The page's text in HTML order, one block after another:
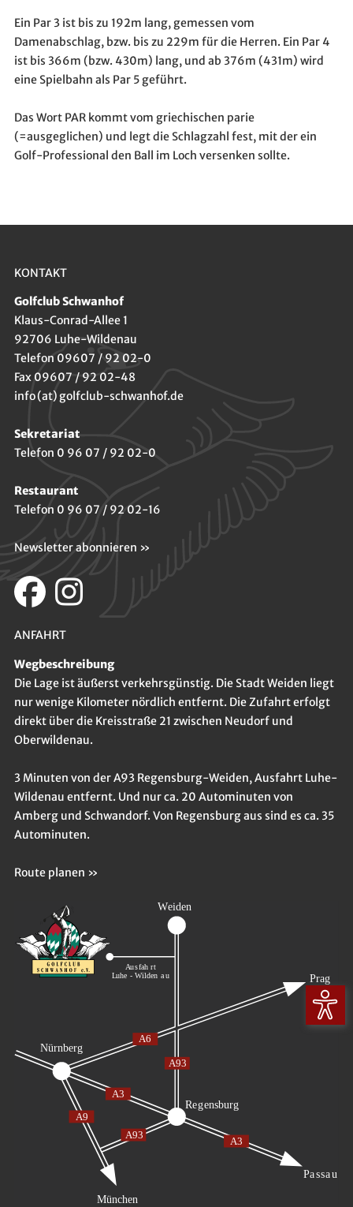
Ein Par 3 ist bis zu 192m lang, gemessen vom
Damenabschlag, bzw. bis zu 229m für die Herren. Ein Par 4
ist bis 366m (bzw. 430m) lang, und ab 376m (431m) wird
eine Spielbahn als Par 5 geführt.
Das Wort PAR kommt vom griechischen parie
(=ausgeglichen) und legt die Schlagzahl fest, mit der ein
Golf-Professional den Ball im Loch versenken sollte.
KONTAKT
Golfclub Schwanhof
Klaus-Conrad-Allee 1
92706 Luhe-Wildenau
Telefon 09607 / 92 02-0
Fax 09607 / 92 02-48
info (at) golfclub-schwanhof.de
Sekretariat
Telefon 0 96 07 / 92 02-0
Restaurant
Telefon 0 96 07 / 92 02-16
Newsletter abonnieren »
ANFAHRT
Wegbeschreibung
Die Lage ist äußerst verkehrsgünstig. Die Stadt Weiden liegt
nur wenige Kilometer nördlich entfernt. Die Zufahrt erfolgt
direkt über die Kreisstraße 21 zwischen Neudorf und
Oberwildenau.
3 Minuten von der A93 Regensburg-Weiden, Ausfahrt Luhe-
Wildenau entfernt. Und nur ca. 20 Autominuten von
Amberg und Schwandorf. Von Regensburg aus sind es ca. 35
Autominuten.
Route planen »